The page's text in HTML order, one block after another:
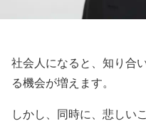
社会人になると、知り合
る機会が増えます。
しかし、同時に、悲しい